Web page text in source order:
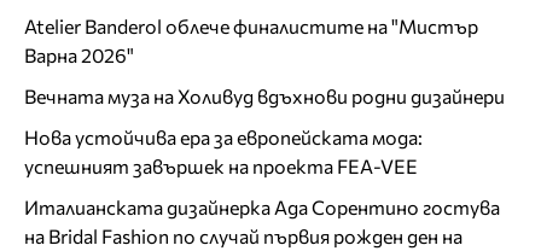
Atelier Banderol облече финалистите на "Мистър
Варна 2026"
Вечната муза на Холивуд вдъхнови родни дизайнери
Нова устойчива ера за европейската мода:
успешният завършек на проекта FEA-VEE
Италианската дизайнерка Ада Сорентино гостува
на Bridal Fashion по случай първия рожден ден на